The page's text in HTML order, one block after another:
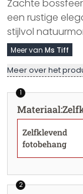
Zachte
een rustige
stijlvol
Meer van Ms Tiff
Meer over het
1
Materiaal:
Zelfklevend
fotobehang
2